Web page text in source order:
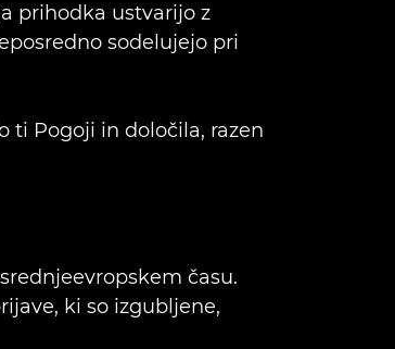
prihodka ustvarijo z
sodelujejo pri
ti Pogoji in določila, razen
času.
ki so izgubljene,